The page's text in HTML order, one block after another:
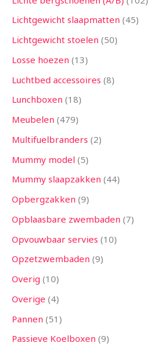
Lichtgewicht slaapmatten 45
Lichtgewicht stoelen 50
Losse hoezen 13
Luchtbed accessoires 8
Lunchboxen 18
Meubelen 479
Multifuelbranders 2
Mummy model 5
Mummy slaapzakken 44
Opbergzakken 9
Opblaasbare zwembaden 7
Opvouwbaar servies 10
Opzetzwembaden 9
Overig 10
Overige 4
Pannen 51
Passieve Koelboxen 9